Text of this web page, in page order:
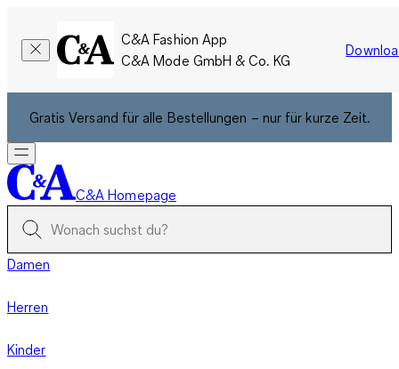
C&A Fashion App
C&A Mode GmbH & Co. KG
Gratis Versand für alle Bestellungen – nur für kurze Zeit.
C&A Homepage
Damen
Herren
Kinder